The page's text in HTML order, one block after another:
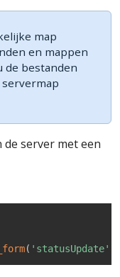
map
en mappen
de bestanden
de server met een
( 'statusUpdate'